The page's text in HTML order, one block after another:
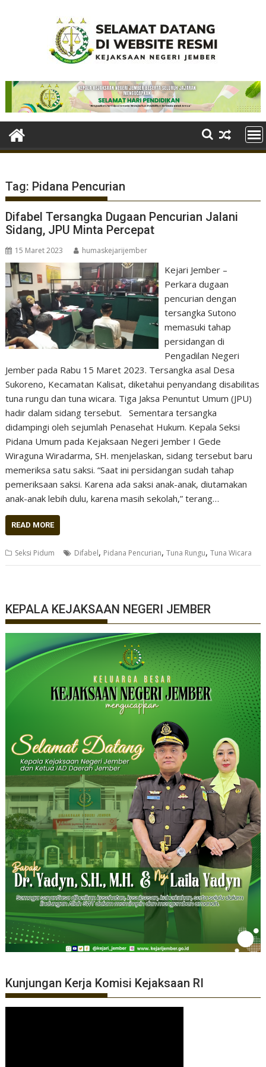
Tag: Pidana Pencurian
Difabel Tersangka Dugaan Pencurian Jalani
Sidang, JPU Minta Percepat
15 Maret 2023 humaskejarijember
Kejari Jember –
Perkara dugaan
pencurian dengan
tersangka Sutono
memasuki tahap
persidangan di
Pengadilan Negeri
Jember pada Rabu 15 Maret 2023. Tersangka asal Desa
Sukoreno, Kecamatan Kalisat, diketahui penyandang disabilitas
tuna rungu dan tuna wicara. Tiga Jaksa Penuntut Umum (JPU)
hadir dalam sidang tersebut. Sementara tersangka
didampingi oleh sejumlah Penasehat Hukum. Kepala Seksi
Pidana Umum pada Kejaksaan Negeri Jember I Gede
Wiraguna Wiradarma, SH. menjelaskan, sidang tersebut baru
memeriksa satu saksi. “Saat ini persidangan sudah tahap
pemeriksaan saksi. Karena ada saksi anak-anak, diutamakan
anak-anak lebih dulu, karena masih sekolah,” terang…
READ MORE
Seksi Pidum Difabel, Pidana Pencurian,Tuna Rungu,Tuna Wicara
KEPALA KEJAKSAAN NEGERI JEMBER
Kunjungan Kerja Komisi Kejaksaan RI